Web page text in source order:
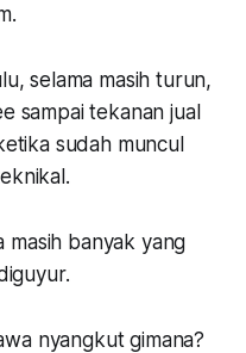
selama masih turun,
sampai tekanan jual
sudah muncul
masih banyak yang
nyangkut gimana?